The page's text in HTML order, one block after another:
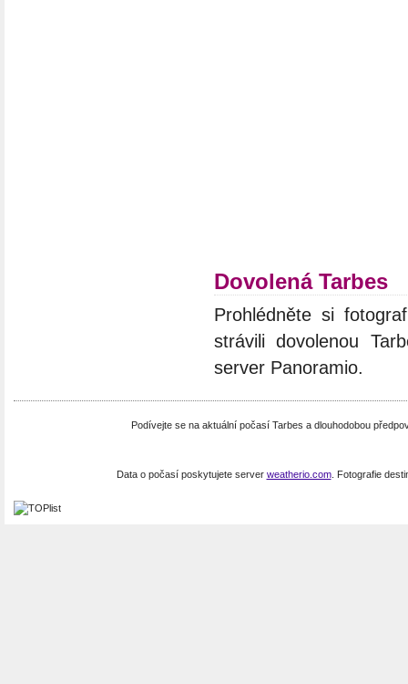
Dovolená Tarbes
Prohlédněte si
strávili dovolenou
server Panoramio.
Podívejte se na aktuální počasí Tarbes a dlouhodobou
Data o počasí poskytujete server weatherio.com. Fotografie